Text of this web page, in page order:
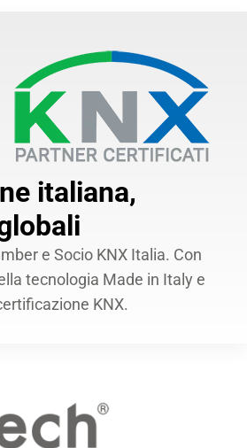
italiana,
e Socio KNX Italia. Con
tecnologia Made in Italy e
KNX.